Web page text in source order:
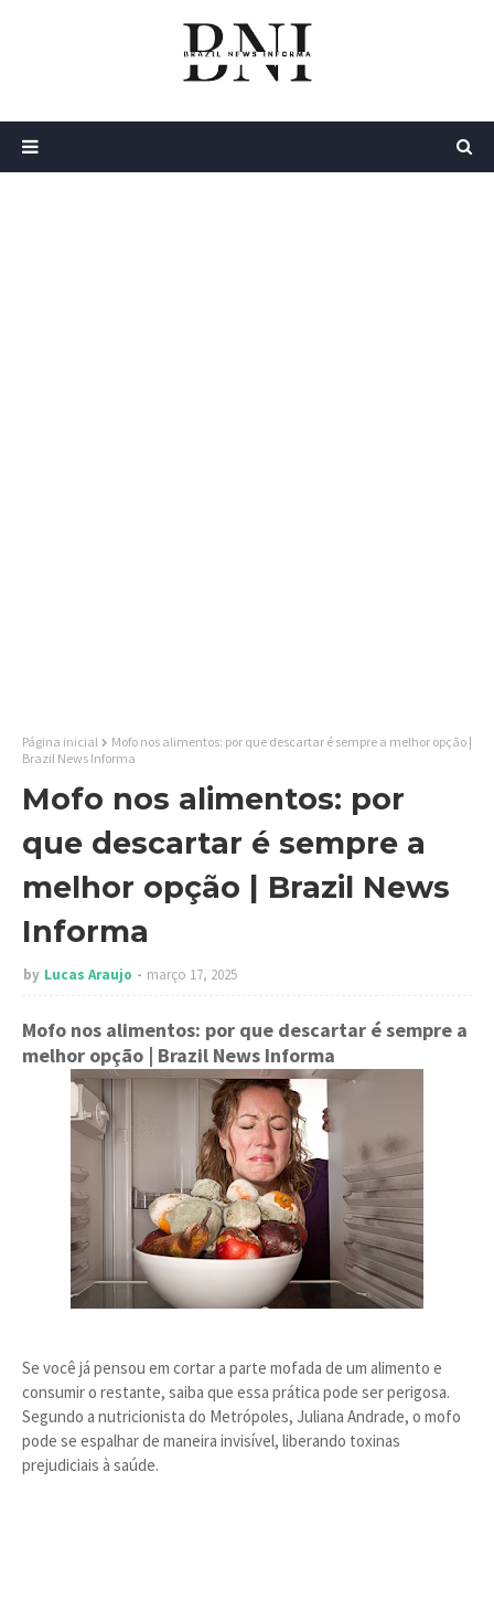
Página inicial
Mofo nos alimentos: por que descartar é sempre a melhor opção |
Brazil News Informa
Mofo nos alimentos: por
que descartar é sempre a
melhor opção | Brazil News
Informa
by Lucas Araujo março 17, 2025
Mofo nos alimentos: por que descartar é sempre a
melhor opção | Brazil News Informa
Se você já pensou em cortar a parte mofada de um alimento e
consumir o restante, saiba que essa prática pode ser perigosa.
Segundo a nutricionista do Metrópoles, Juliana Andrade, o mofo
pode se espalhar de maneira invisível, liberando toxinas
prejudiciais à saúde.